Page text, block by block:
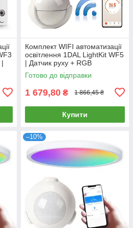
|
Комплект WIFI автоматизації
освітлення 1DAL LightKit WF5
| Датчик руху + RGB
світильник 24 W | APP "Tuya"
Готово до відправки
1 679,80 ₴ 1 866,45 ₴
Купити
–10%